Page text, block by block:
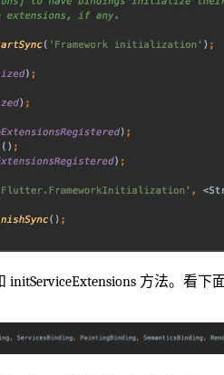
initServiceExtensions 方法。看下